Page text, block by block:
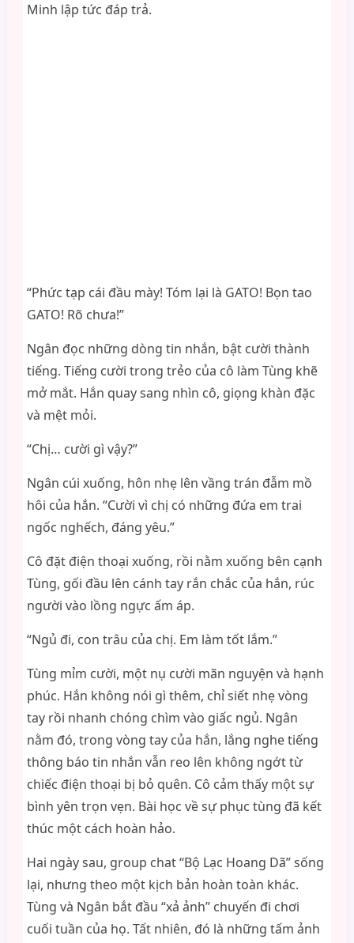
Minh lập tức đáp trả.
“Phức tạp cái đầu mày! Tóm lại là GATO! Bọn tao
GATO! Rõ chưa!”
Ngân đọc những dòng tin nhắn, bật cười thành
tiếng. Tiếng cười trong trẻo của cô làm Tùng khẽ
mở mắt. Hắn quay sang nhìn cô, giọng khàn đặc
và mệt mỏi.
“Chị… cười gì vậy?”
Ngân cúi xuống, hôn nhẹ lên vầng trán đẫm mồ
hôi của hắn. “Cười vì chị có những đứa em trai
ngốc nghếch, đáng yêu.”
Cô đặt điện thoại xuống, rồi nằm xuống bên cạnh
Tùng, gối đầu lên cánh tay rắn chắc của hắn, rúc
người vào lồng ngực ấm áp.
“Ngủ đi, con trâu của chị. Em làm tốt lắm.”
Tùng mỉm cười, một nụ cười mãn nguyện và hạnh
phúc. Hắn không nói gì thêm, chỉ siết nhẹ vòng
tay rồi nhanh chóng chìm vào giấc ngủ. Ngân
nằm đó, trong vòng tay của hắn, lắng nghe tiếng
thông báo tin nhắn vẫn reo lên không ngớt từ
chiếc điện thoại bị bỏ quên. Cô cảm thấy một sự
bình yên trọn vẹn. Bài học về sự phục tùng đã kết
thúc một cách hoàn hảo.
Hai ngày sau, group chat “Bộ Lạc Hoang Dã” sống
lại, nhưng theo một kịch bản hoàn toàn khác.
Tùng và Ngân bắt đầu “xả ảnh” chuyến đi chơi
cuối tuần của họ. Tất nhiên, đó là những tấm ảnh